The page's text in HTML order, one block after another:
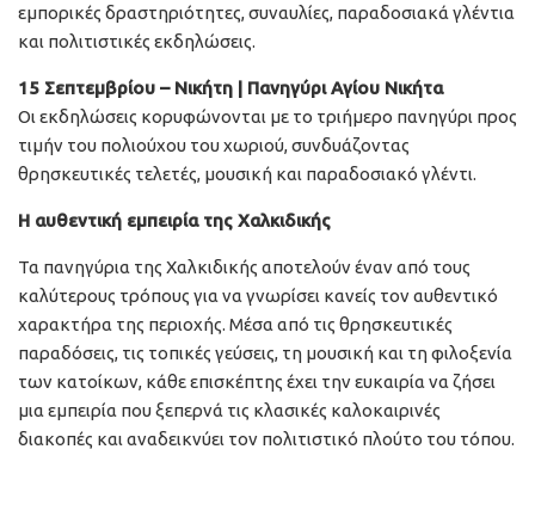
εμπορικές δραστηριότητες, συναυλίες, παραδοσιακά γλέντια
και πολιτιστικές εκδηλώσεις.
15 Σεπτεμβρίου – Νικήτη | Πανηγύρι Αγίου Νικήτα
Οι εκδηλώσεις κορυφώνονται με το τριήμερο πανηγύρι προς
τιμήν του πολιούχου του χωριού, συνδυάζοντας
θρησκευτικές τελετές, μουσική και παραδοσιακό γλέντι.
Η αυθεντική εμπειρία της Χαλκιδικής
Τα πανηγύρια της Χαλκιδικής αποτελούν έναν από τους
καλύτερους τρόπους για να γνωρίσει κανείς τον αυθεντικό
χαρακτήρα της περιοχής. Μέσα από τις θρησκευτικές
παραδόσεις, τις τοπικές γεύσεις, τη μουσική και τη φιλοξενία
των κατοίκων, κάθε επισκέπτης έχει την ευκαιρία να ζήσει
μια εμπειρία που ξεπερνά τις κλασικές καλοκαιρινές
διακοπές και αναδεικνύει τον πολιτιστικό πλούτο του τόπου.